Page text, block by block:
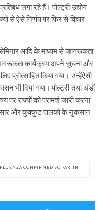
लगा रहे हैं। पोल्ट्री उद्योग
से ऐसे निर्णय पर फिर से विचार
सेमिनार आदि के माध्यम से जागरूकता
जागरूकता कार्यक्रम अपने सूचना और
प्रोत्साहित किया गया। उन्हेंऐसी
भी दिया गया। पोल्ट्री तथा अंडों
राज्यों को परामर्श जारी करना
और कुक्कुट पालकों के नुकसान
CONFIRMED SO FAR IN